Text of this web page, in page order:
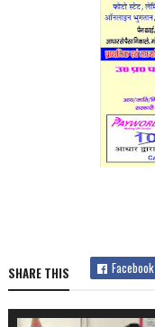
SHARE THIS Facebook